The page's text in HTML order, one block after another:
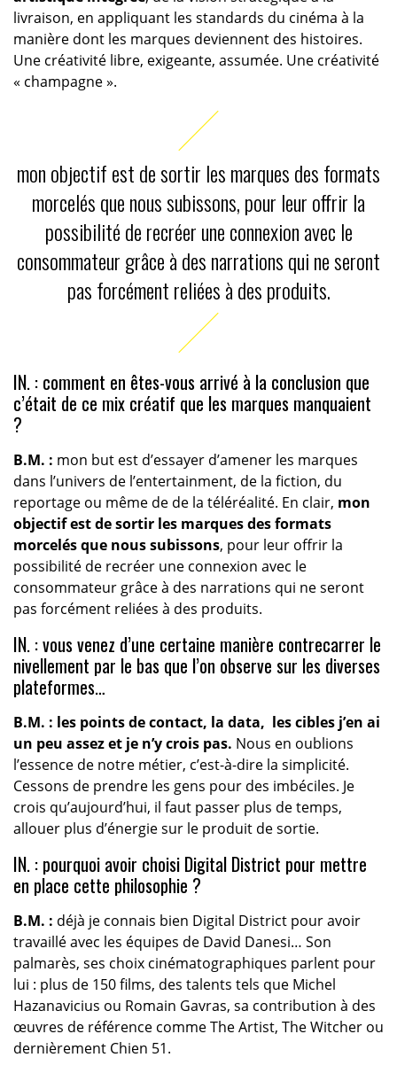
livraison, en appliquant les standards du cinéma à la
manière dont les marques deviennent des histoires.
Une créativité libre, exigeante, assumée. Une créativité
« champagne ».
mon objectif est de sortir les marques des formats
morcelés que nous subissons, pour leur offrir la
possibilité de recréer une connexion avec le
consommateur grâce à des narrations qui ne seront
pas forcément reliées à des produits.
IN. : comment en êtes-vous arrivé à la conclusion que
c’était de ce mix créatif que les marques manquaient
?
B.M. : mon but est d’essayer d’amener les marques
dans l’univers de l’entertainment, de la fiction, du
reportage ou même de de la téléréalité. En clair, mon
objectif est de sortir les marques des formats
morcelés que nous subissons, pour leur offrir la
possibilité de recréer une connexion avec le
consommateur grâce à des narrations qui ne seront
pas forcément reliées à des produits.
IN. : vous venez d’une certaine manière contrecarrer le
nivellement par le bas que l’on observe sur les diverses
plateformes…
B.M. : les points de contact, la data, les cibles j’en ai
un peu assez et je n’y crois pas. Nous en oublions
l’essence de notre métier, c’est-à-dire la simplicité.
Cessons de prendre les gens pour des imbéciles. Je
crois qu’aujourd’hui, il faut passer plus de temps,
allouer plus d’énergie sur le produit de sortie.
IN. : pourquoi avoir choisi Digital District pour mettre
en place cette philosophie ?
B.M. : déjà je connais bien Digital District pour avoir
travaillé avec les équipes de David Danesi… Son
palmarès, ses choix cinématographiques parlent pour
lui : plus de 150 films, des talents tels que Michel
Hazanavicius ou Romain Gavras, sa contribution à des
œuvres de référence comme The Artist, The Witcher ou
dernièrement Chien 51.